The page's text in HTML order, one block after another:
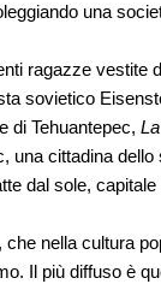
una
ragazze vestite
sovietico
di Tehuantepec,
una cittadina
dal sole,
, che nella cultura
Il più diffuso è